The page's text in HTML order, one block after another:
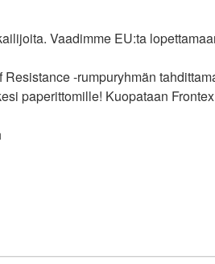
Vaadimme EU:ta
-rumpuryhmän
paperittomille! Kuopataan